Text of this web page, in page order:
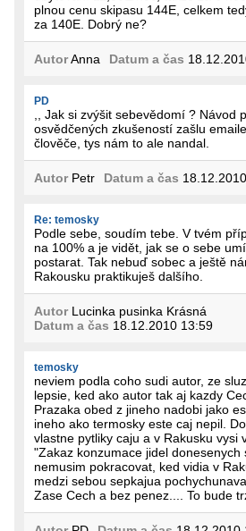
plnou cenu skipasu 144E, celkem
za 140E. Dobrý ne?
AutorAnna Datum a čas
PD
,, Jak si zvýšit sebevědomí ? Návod
osvědčených zkušeností zašlu
člověče, tys nám to ale nandal.
AutorPetr Datum a čas
Re: temosky
Podle sebe, soudím tebe. V tvém
na 100% a je vidět, jak se o sebe
postarat. Tak nebuď sobec a ještě
Rakousku praktikuješ dalšího.
AutorLucinka pusinka Krásná
Datum a čas 18.12.2010 13:59
temosky
neviem podla coho sudi autor, ze
lepsie, ked ako autor tak aj kazdy
Prazaka obed z jineho nadobi jako
ineho ako termosky este caj nepil.
vlastne pytliky caju a v Rakusku vysi
"Zakaz konzumace jidel donesenych
nemusim pokracovat, ked vidia v
medzi sebou sepkajua
Zase Cech a bez penez.... To bude